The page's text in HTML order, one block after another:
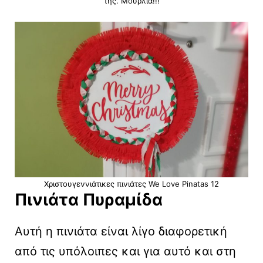
Χριστουγεννιάτικες πινιάτες We Love Pinatas 12
Πινιάτα Πυραμίδα
Αυτή η πινιάτα είναι λίγο διαφορετική
από τις υπόλοιπες και για αυτό και στη